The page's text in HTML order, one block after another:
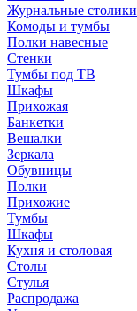
Журнальные столики
Комоды и тумбы
Полки навесные
Стенки
Тумбы под ТВ
Шкафы
Прихожая
Банкетки
Вешалки
Зеркала
Обувницы
Полки
Прихожие
Тумбы
Шкафы
Кухня и столовая
Столы
Стулья
Распродажа